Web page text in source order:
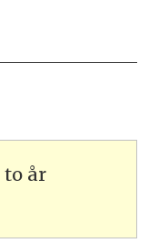
to år